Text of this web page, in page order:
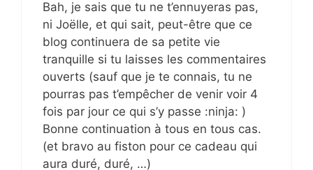
Bah, je sais que tu ne t’ennuyeras pas,
ni Joëlle, et qui sait, peut-être que ce
blog continuera de sa petite vie
tranquille si tu laisses les commentaires
ouverts (sauf que je te connais, tu ne
pourras pas t’empêcher de venir voir 4
fois par jour ce qui s’y passe :ninja: )
Bonne continuation à tous en tous cas.
(et bravo au fiston pour ce cadeau qui
aura duré, duré, …)